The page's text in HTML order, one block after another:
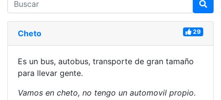
Cheto 29
Es un bus, autobus, transporte de gran tamaño
para llevar gente.
Vamos en cheto, no tengo un automovil propio.